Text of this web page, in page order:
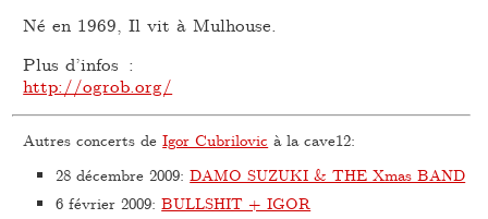
Né en 1969, Il vit à Mulhouse.
Plus d’infos :
http://ogrob.org/
Autres concerts deIgor Cubrilovic à la cave12:
28 décembre 2009:DAMO SUZUKI & THE Xmas BAND
6 février 2009:BULLSHIT + IGOR